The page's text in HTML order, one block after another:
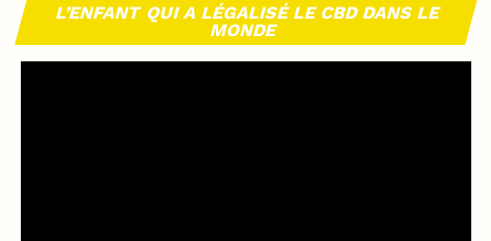
L’ENFANT QUI A LÉGALISÉ LE CBD DANS LE
MONDE